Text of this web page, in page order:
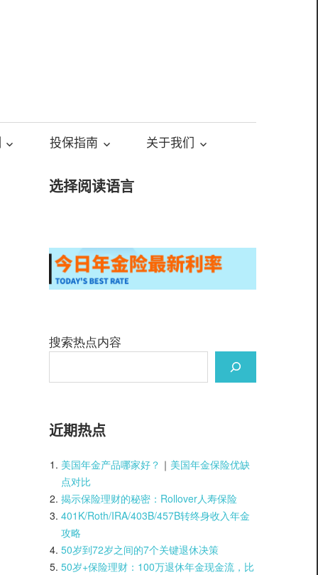
投保指南 关于我们
选择阅读语言
搜索热点内容
近期热点
美国年金产品哪家好？ ｜ 美国年金保险优缺
点对比
揭示保险理财的秘密：Rollover人寿保险
401K/Roth/IRA/403B/457B转终身收入年金
攻略
50岁到72岁之间的7个关键退休决策
50岁+保险理财：100万退休年金现金流，比